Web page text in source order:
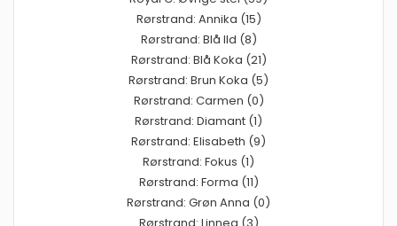
Rørstrand: Annika (15)
Rørstrand: Blå Ild (8)
Rørstrand: Blå Koka (21)
Rørstrand: Brun Koka (5)
Rørstrand: Carmen (0)
Rørstrand: Diamant (1)
Rørstrand: Elisabeth (9)
Rørstrand: Fokus (1)
Rørstrand: Forma (11)
Rørstrand: Grøn Anna (0)
Rørstrand: Linnea (3)